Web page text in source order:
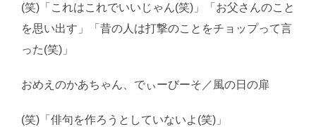
(笑)「これはこれでいいじゃん(笑)」「お父さんのこと
を思い出す」「昔の人は打撃のことをチョップって言
った(笑)」
おめえのかあちゃん、でぃーびーそ／風の日の扉
(笑)「俳句を作ろうとしていないよ(笑)」